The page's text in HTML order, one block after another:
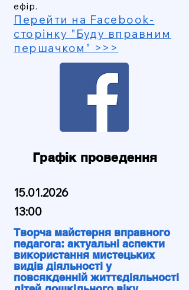
ефір.
Перейти на Facebook-
сторінку "Буду вправним
першачком" >>>
Графік проведення
15.01.2026
13:00
Творча майстерня вправного
педагога: актуальні аспекти
використання мистецьких
видів діяльності у
повсякденній життєдіяльності